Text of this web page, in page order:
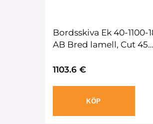
Bordsskiva Ek 40-1100-1850
AB Bred lamell, Cut 45
1103.6 €
KÖP